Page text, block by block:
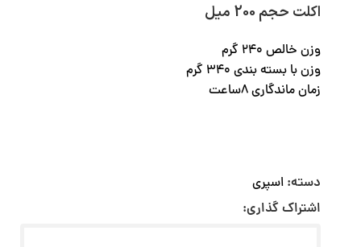
اکلت حجم 200 میل
وزن خالص 240 گرم
وزن با بسته بندی 340 گرم
زمان ماندگاری 8ساعت
دسته: اسپری
اشتراک گذاری: